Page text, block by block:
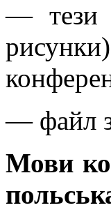
— тези
— файл
Мови